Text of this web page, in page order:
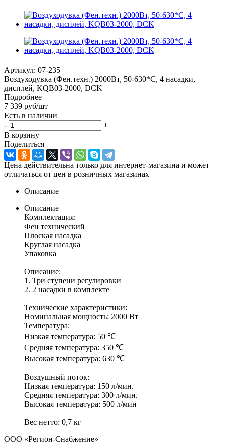
Артикул: 07-235
Воздуходувка (Фен.техн.) 2000Вт, 50-630*С, 4 насадки,
дисплей, KQB03-2000, DCK
Подробнее
7 339 руб/шт
Есть в наличии
-
+
В корзину
Поделиться
Цена действительна только для интернет-магазина и может
отличаться от цен в розничных магазинах
Описание
Описание
Комплектация:
Фен технический
Плоская насадка
Круглая насадка
Упаковка
Описание:
1. Три ступени регулировки
2. 2 насадки в комплекте
Технические характеристики:
Номинальная мощность: 2000 Вт
Температура:
Низкая температура: 50 ℃
Средняя температура: 350 ℃
Высокая температура: 630 ℃
Воздушный поток:
Низкая температура: 150 л/мин.
Средняя температура: 300 л/мин.
Высокая температура: 500 л/мин
Вес нетто: 0,7 кг
ООО «Регион-Снабжение»